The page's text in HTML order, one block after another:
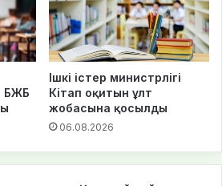
БЖБ
Ішкі істер министрлігі
Кітап оқитын ұлт
жобасына қосылды
06.08.2026